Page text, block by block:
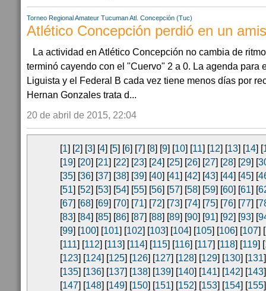
Torneo Regional Amateur TucumanAtl. Concepción (Tuc)
Atlético Concepción perdió en un
La actividad en Atlético Concepción no cambia de
terminó cayendo con el "Cuervo" 2 a 0. La agenda para
Liguista y el Federal B cada vez tiene menos días por
Hernan Gonzales trata d...
20 de abril de 2015, 22:04
[1] [2] [3] [4] [5] [6] [7] [8] [9] [10] [11] [12] [13] [14] [
[19] [20] [21] [22] [23] [24] [25] [26] [27] [28] [29] [
[35] [36] [37] [38] [39] [40] [41] [42] [43] [44] [45] [
[51] [52] [53] [54] [55] [56] [57] [58] [59] [60] [61] [
[67] [68] [69] [70] [71] [72] [73] [74] [75] [76] [77] [
[83] [84] [85] [86] [87] [88] [89] [90] [91] [92] [93] [
[99] [100] [101] [102] [103] [104] [105] [106] [107] [
[111] [112] [113] [114] [115] [116] [117] [118] [119] [
[123] [124] [125] [126] [127] [128] [129] [130] [131
[135] [136] [137] [138] [139] [140] [141] [142] [143
[147] [148] [149] [150] [151] [152] [153] [154] [155